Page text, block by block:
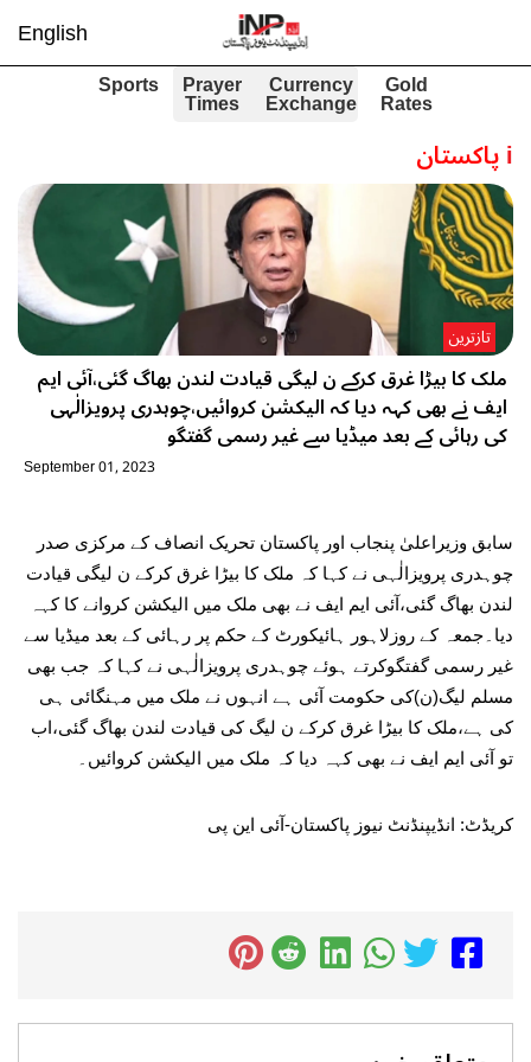
English
Gold
Rates
Currency
Exchange
Prayer
Times
Sports
iپاکستان
ملک کا بیڑا غرق کرکے ن لیگی قیادت لندن بھاگ گئی،آئی ایم
ایف نے بھی کہہ دیا کہ الیکشن کروائیں،چوہدری پرویزالٰہی
کی رہائی کے بعد میڈیا سے غیر رسمی گفتگو
تازترین
September 01, 2023
سابق وزیراعلیٰ پنجاب اور پاکستان تحریک انصاف کے مرکزی صدر
چوہدری پرویزالٰہی نے کہا کہ ملک کا بیڑا غرق کرکے ن لیگی قیادت
لندن بھاگ گئی،آئی ایم ایف نے بھی ملک میں الیکشن کروانے کا کہہ
دیا۔جمعہ کے روزلاہور ہائیکورٹ کے حکم پر رہائی کے بعد میڈیا سے
غیر رسمی گفتگوکرتے ہوئے چوہدری پرویزالٰہی نے کہا کہ جب بھی
مسلم لیگ(ن)کی حکومت آئی ہے انہوں نے ملک میں مہنگائی ہی
کی ہے،ملک کا بیڑا غرق کرکے ن لیگ کی قیادت لندن بھاگ گئی،اب
تو آئی ایم ایف نے بھی کہہ دیا کہ ملک میں الیکشن کروائیں۔
کریڈٹ: انڈیپنڈنٹ نیوز پاکستان-آئی این پی